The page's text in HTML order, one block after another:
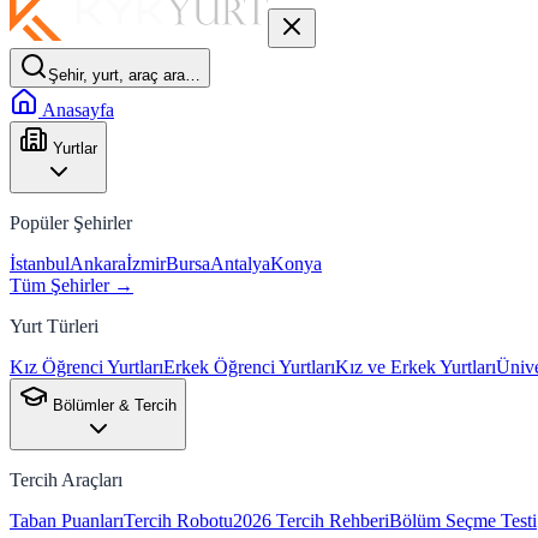
Şehir, yurt, araç ara…
Anasayfa
Yurtlar
Popüler Şehirler
İstanbulAnkaraİzmirBursaAntalyaKonya
Tüm Şehirler →
Yurt Türleri
Kız Öğrenci YurtlarıErkek Öğrenci YurtlarıKız ve Erkek Yurtları
Bölümler & Tercih
Tercih Araçları
Taban PuanlarıTercih Robotu2026 Tercih RehberiBölüm Seçme Testi